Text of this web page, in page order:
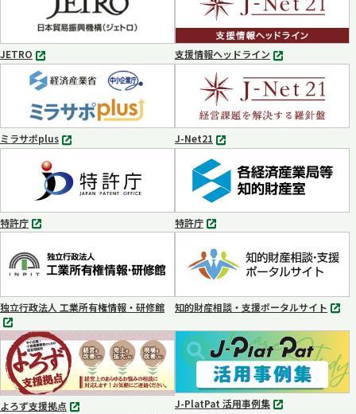
開
く
JETRO
別
タ
ブ
で
開
く
支援情報ヘッドライン
別
タ
ブ
で
開
く
ミラサポplus
別
ブ
で
開
く
J-Net21
別
タ
ブ
で
開
く
特許庁
別
ブ
で
く
特許庁
別
ブ
で
開
く
独立行政法人 工業所有権情報・研修館
別
タ
ブ
で
知的財産相談・支援ポータルサイト
別
タ
開
く
よろず支援拠点 J-PlatPat 活用事例集